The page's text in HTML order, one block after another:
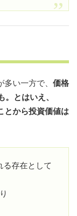
い一方で、 価格
とはいえ、
とから投資価値は
る存在として